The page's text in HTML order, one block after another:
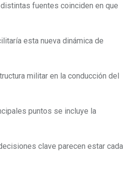
fuentes coinciden en que
esta nueva dinámica de
militar en la conducción del
puntos se incluye la
clave parecen estar cada